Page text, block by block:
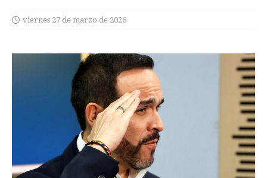
viernes 27 de marzo de 2026